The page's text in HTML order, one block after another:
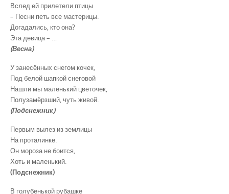
Вслед ей прилетели птицы
– Песни петь все мастерицы.
Догадались, кто она?
Эта девица – …
(Весна)
У занесённых снегом кочек,
Под белой шапкой снеговой
Нашли мы маленький цветочек,
Полузамёрзший, чуть живой.
(Подснежник)
Первым вылез из землицы
На проталинке.
Он мороза не боится,
Хоть и маленький.
(Подснежник)
В голубенькой рубашке